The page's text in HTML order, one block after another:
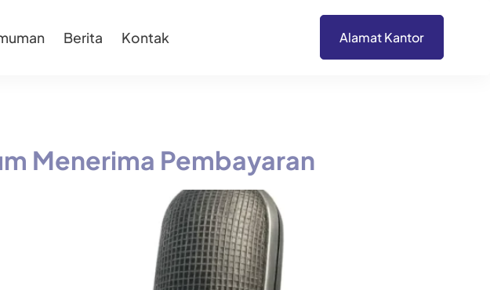
Berita Kontak Alamat Kantor
Menerima Pembayaran